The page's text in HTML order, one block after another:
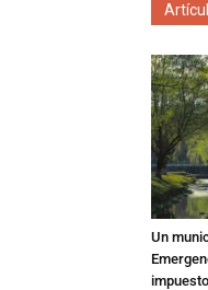
Un